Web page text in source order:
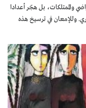
والممتلكات، بل هجّر أعدادا
وللإمعان في ترسيخ هذه